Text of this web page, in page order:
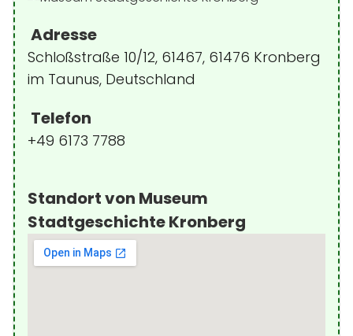
Adresse
Schloßstraße 10/12, 61467, 61476 Kronberg
im Taunus, Deutschland
Telefon
+49 6173 7788
Standort von Museum
Stadtgeschichte Kronberg